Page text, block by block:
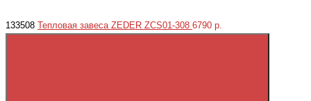
133508 Тепловая завеса ZEDER ZСS01-308 6790 р.